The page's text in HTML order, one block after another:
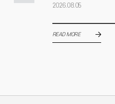
2026.08.05
READ MORE